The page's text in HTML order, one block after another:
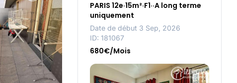
PARIS 12e·15m²·F1··A long terme
uniquement
Date de début 3 Sep, 2026
ID: 181067
680€/Mois